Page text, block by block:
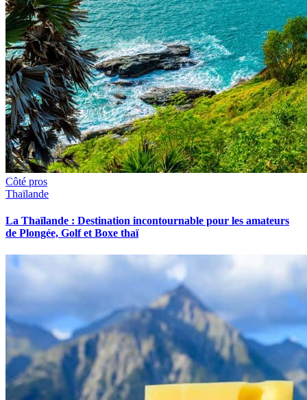
Côté pros
Thaïlande
La Thaïlande : Destination incontournable pour les amateurs
de Plongée, Golf et Boxe thaï